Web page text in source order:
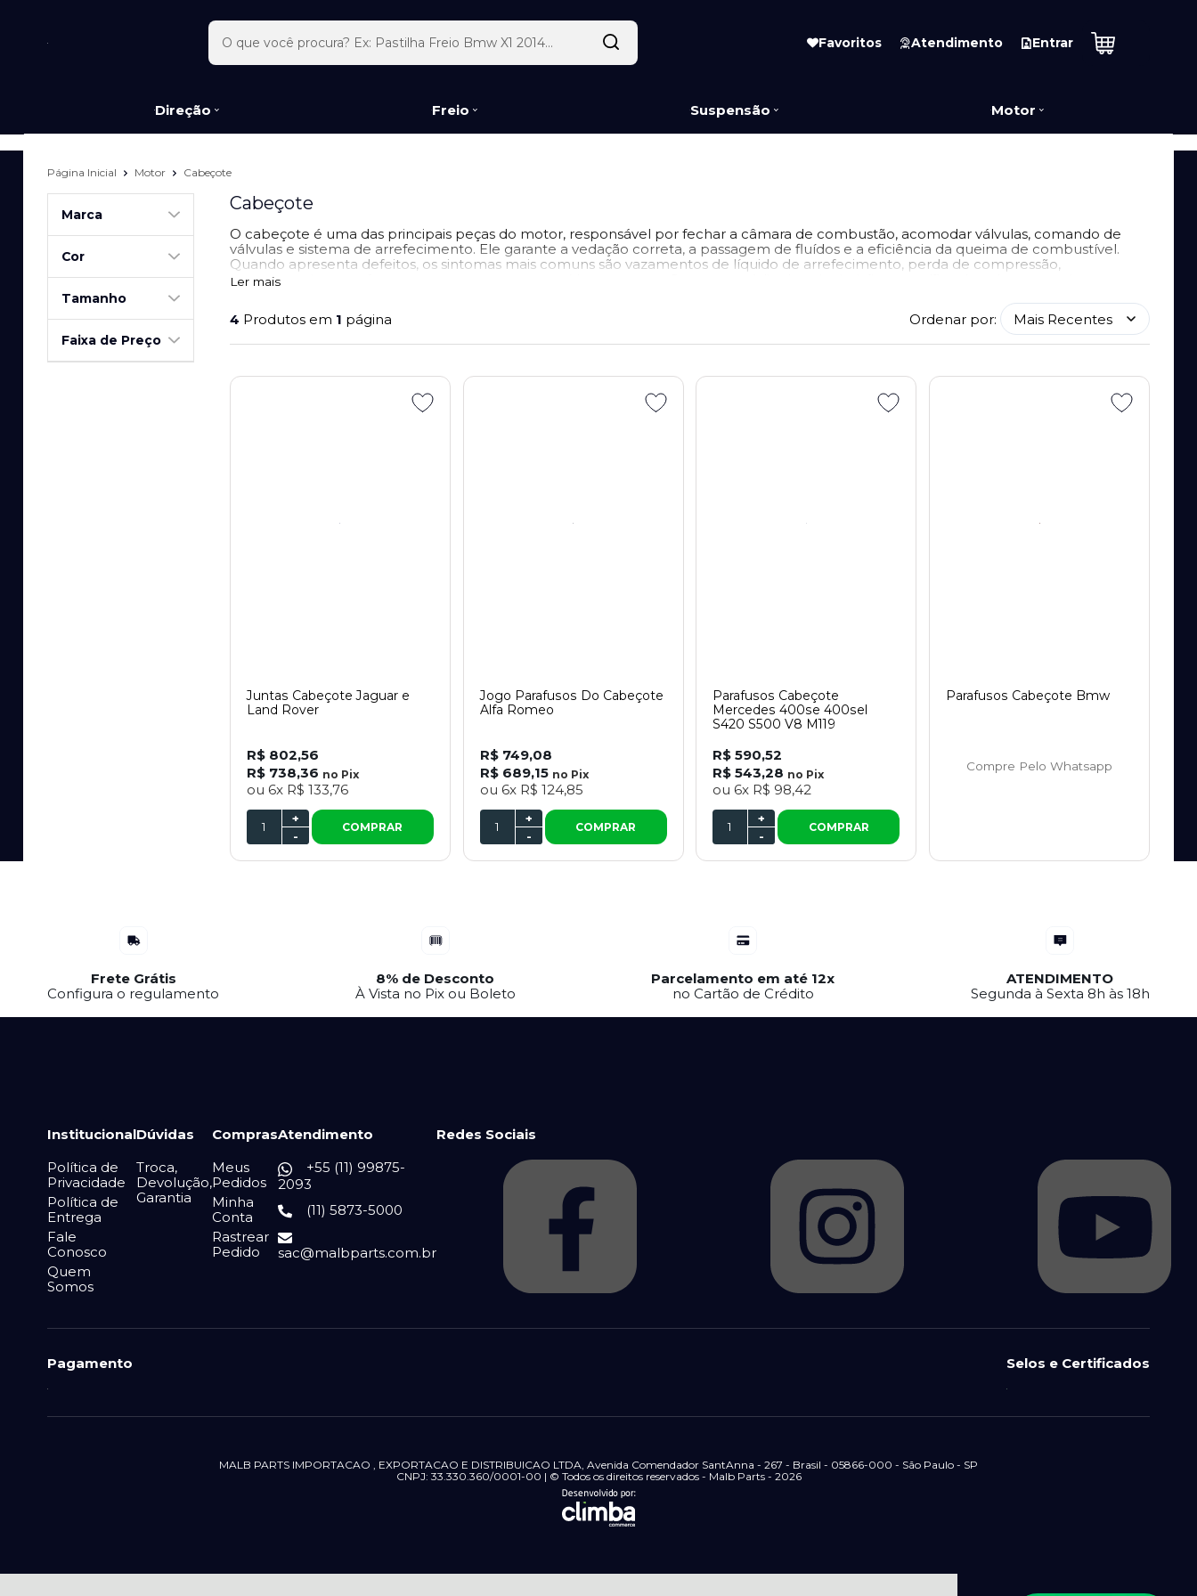
Favoritos Atendimento Entrar
Direção Freio Suspensão Motor
Página Inicial Motor Cabeçote
Marca
Cor
Tamanho
Faixa de Preço
Cabeçote
O cabeçote é uma das principais peças do motor, responsável por fechar a câmara de combustão, acomodar válvulas, comando de
válvulas e sistema de arrefecimento. Ele garante a vedação correta, a passagem de fluídos e a eficiência da queima de combustível.
Quando apresenta defeitos, os sintomas mais comuns são vazamentos de líquido de arrefecimento, perda de compressão,
superaquecimento, fumaça no escapamento e ruídos no motor. O tempo médio de substituição ou retífica do cabeçote varia
Ler mais
4 Produtos em 1 página Ordenar por:
Juntas Cabeçote Jaguar e
Land Rover
R$ 802,56
R$ 738,36 no Pix
ou 6x R$ 133,76
-
+
COMPRAR
Jogo Parafusos Do Cabeçote
Alfa Romeo
R$ 749,08
R$ 689,15 no Pix
ou 6x R$ 124,85
-
+
COMPRAR
Parafusos Cabeçote
Mercedes 400se 400sel
S420 S500 V8 M119
R$ 590,52
R$ 543,28 no Pix
ou 6x R$ 98,42
-
+
COMPRAR
Parafusos Cabeçote Bmw
Compre Pelo Whatsapp
Frete Grátis
Configura o regulamento
8% de Desconto
À Vista no Pix ou Boleto
Parcelamento em até 12x
no Cartão de Crédito
ATENDIMENTO
Segunda à Sexta 8h às 18h
Institucional
Política de
Privacidade
Política de
Entrega
Fale
Conosco
Quem
Somos
Dúvidas
Troca,
Devolução,
Garantia
Compras
Meus
Pedidos
Minha
Conta
Rastrear
Pedido
Atendimento
+55 (11) 99875-
2093
(11) 5873-5000
sac@malbparts.com.br
Redes Sociais
Pagamento Selos e Certificados
MALB PARTS IMPORTACAO , EXPORTACAO E DISTRIBUICAO LTDA, Avenida Comendador SantAnna - 267 - Brasil - 05866-000 - São Paulo - SP
CNPJ: 33.330.360/0001-00 | © Todos os direitos reservados - Malb Parts - 2026